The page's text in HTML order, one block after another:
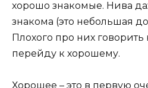
хорошо знакомые. Нива
знакома (это небольшая
Плохого про них говорить
перейду к хорошему.
Хорошее – это в первую